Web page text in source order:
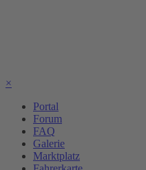
×
Portal
Forum
FAQ
Galerie
Marktplatz